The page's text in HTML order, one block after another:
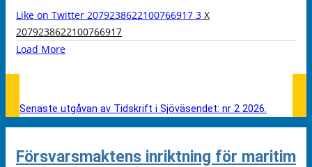
Like on Twitter 2079238622100766917 3 X
2079238622100766917
Load More
Senaste utgåvan av Tidskrift i Sjöväsendet: nr 2 2026.
Försvarsmaktens inriktning för maritim